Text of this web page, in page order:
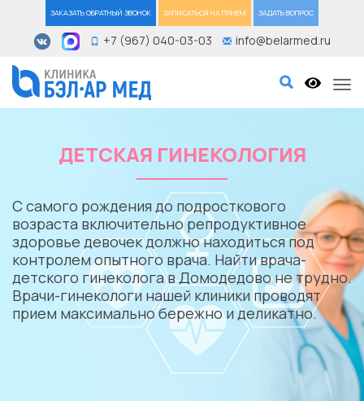
ЗАКАЗАТЬ ОБРАТНЫЙ ЗВОНОК ЗАПИСАТЬСЯ НА ПРИЕМ ЗАДАТЬ ВОПРОС
+7 (967) 040-03-03 info@belarmed.ru
ДЕТСКАЯ ГИНЕКОЛОГИЯ
С самого рождения до подросткового
возраста включительно репродуктивное
здоровье девочек должно находиться под
контролем опытного врача. Найти врача-
детского гинеколога в Домодедово не трудно.
Врачи-гинекологи нашей клиники проводят
прием максимально бережно и деликатно.